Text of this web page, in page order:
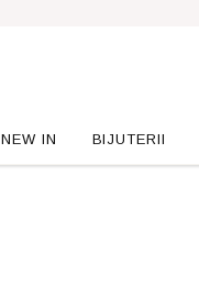
NEW IN BIJUTERII